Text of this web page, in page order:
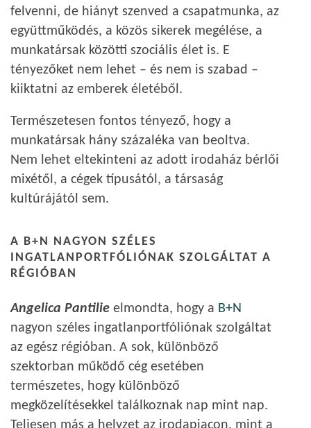
felvenni, de hiányt szenved a csapatmunka, az
együttműködés, a közös sikerek megélése, a
munkatársak közötti szociális élet is. E
tényezőket nem lehet – és nem is szabad –
kiiktatni az emberek életéből.
Természetesen fontos tényező, hogy a
munkatársak hány százaléka van beoltva.
Nem lehet eltekinteni az adott irodaház bérlői
mixétől, a cégek típusától, a társaság
kultúrájától sem.
A B+N NAGYON SZÉLES
INGATLANPORTFÓLIÓNAK SZOLGÁLTAT A
RÉGIÓBAN
Angelica Pantilie elmondta, hogy a B+N
nagyon széles ingatlanportfóliónak szolgáltat
az egész régióban. A sok, különböző
szektorban működő cég esetében
természetes, hogy különböző
megközelítésekkel találkoznak nap mint nap.
Teljesen más a helyzet az irodapiacon, mint a